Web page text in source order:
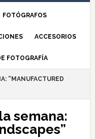
FOTÓGRAFOS
ACCESORIOS
FOTOGRAFÍA
“MANUFACTURED
semana: